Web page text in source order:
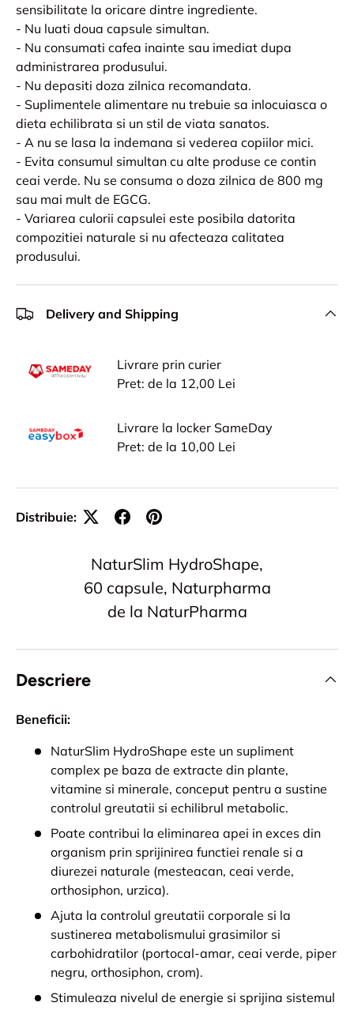
sensibilitate la oricare dintre ingrediente.
- Nu luati doua capsule simultan.
- Nu consumati cafea inainte sau imediat dupa
administrarea produsului.
- Nu depasiti doza zilnica recomandata.
- Suplimentele alimentare nu trebuie sa inlocuiasca o
dieta echilibrata si un stil de viata sanatos.
- A nu se lasa la indemana si vederea copiilor mici.
- Evita consumul simultan cu alte produse ce contin
ceai verde. Nu se consuma o doza zilnica de 800 mg
sau mai mult de EGCG.
- Variarea culorii capsulei este posibila datorita
compozitiei naturale si nu afecteaza calitatea
produsului.
Delivery and Shipping
Livrare prin curier
Pret: de la 12,00 Lei
Livrare la locker SameDay
Pret: de la 10,00 Lei
Distribuie:
NaturSlim HydroShape,
60 capsule, Naturpharma
de la NaturPharma
Descriere
Beneficii:
NaturSlim HydroShape este un supliment
complex pe baza de extracte din plante,
vitamine si minerale, conceput pentru a sustine
controlul greutatii si echilibrul metabolic.
Poate contribui la eliminarea apei in exces din
organism prin sprijinirea functiei renale si a
diurezei naturale (mesteacan, ceai verde,
orthosiphon, urzica).
Ajuta la controlul greutatii corporale si la
sustinerea metabolismului grasimilor si
carbohidratilor (portocal-amar, ceai verde, piper
negru, orthosiphon, crom).
Stimuleaza nivelul de energie si sprijina sistemul